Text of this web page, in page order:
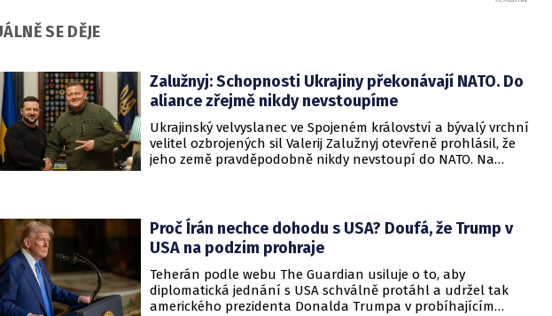
SE DĚJE
Zalužnyj: Schopnosti Ukrajiny překonávají NATO. Do
aliance zřejmě nikdy nevstoupíme
Ukrajinský velvyslanec ve Spojeném království a bývalý vrchní
velitel ozbrojených sil Valerij Zalužnyj otevřeně prohlásil, že
jeho země pravděpodobně nikdy nevstoupí do NATO. Na
nedosažitelné.
Proč Írán nechce dohodu s USA? Doufá, že Trump v
USA na podzim prohraje
Teherán podle webu The Guardian usiluje o to, aby
diplomatická jednání s USA schválně protáhl a udržel tak
amerického prezidenta Donalda Trumpa v probíhajícím